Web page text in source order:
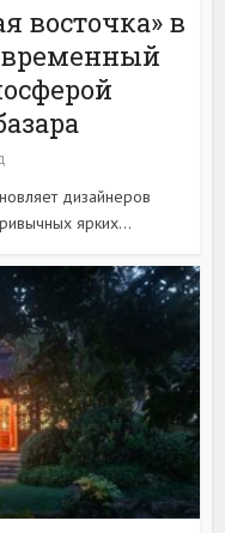
восточка» в
дизайнеров
ярких...